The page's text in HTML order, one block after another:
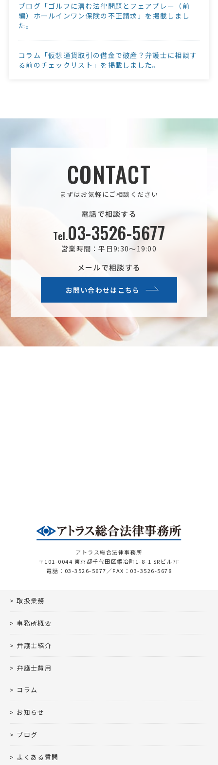
ブログ「ゴルフに潜む法律問題とフェアプレー（前
編）ホールインワン保険の不正請求」を掲載しまし
た。
コラム「仮想通貨取引の借金で破産？弁護士に相談す
る前のチェックリスト」を掲載しました。
CONTACT
まずはお気軽にご相談ください
電話で相談する
Tel.03-3526-5677
営業時間：平日9:30～19:00
メールで相談する
お問い合わせはこちら
アトラス総合法律事務所
〒101-0044 東京都千代田区鍛冶町1-8-1 SRビル7F
電話：03-3526-5677／FAX：03-3526-5678
取扱業務
事務所概要
弁護士紹介
弁護士費用
コラム
お知らせ
ブログ
よくある質問